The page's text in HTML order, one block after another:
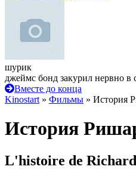
шурик
джеймс бонд закурил нервно в
Вместе до конца
Kinostart » Фильмы » История
История
L'histoire de